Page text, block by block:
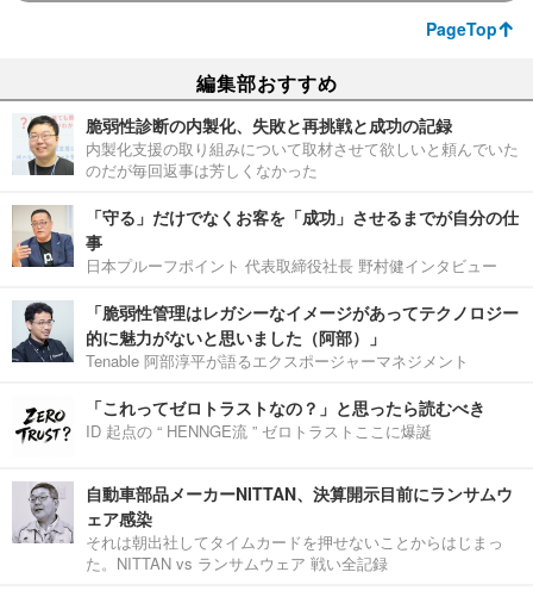
PageTop
編集部おすすめ
脆弱性診断の内製化、失敗と再挑戦と成功の記録
内製化支援の取り組みについて取材させて欲しいと頼んでいた
のだが毎回返事は芳しくなかった
「守る」だけでなくお客を「成功」させるまでが自分の仕
事
日本プルーフポイント 代表取締役社長 野村健インタビュー
「脆弱性管理はレガシーなイメージがあってテクノロジー
的に魅力がないと思いました（阿部）」
Tenable 阿部淳平が語るエクスポージャーマネジメント
「これってゼロトラストなの？」と思ったら読むべき
ID 起点の “ HENNGE流 ” ゼロトラストここに爆誕
自動車部品メーカーNITTAN、決算開示目前にランサムウ
ェア感染
それは朝出社してタイムカードを押せないことからはじまっ
た。NITTAN vs ランサムウェア 戦い全記録